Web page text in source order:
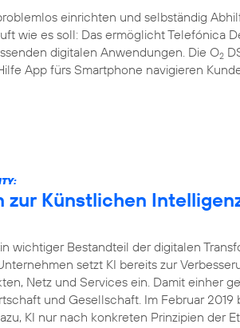
einrichten und selbständig
wie es soll: Das ermöglicht Telefónica
digitalen Anwendungen. Die O2
App fürs Smartphone navigieren
zur Künstlichen
wichtiger Bestandteil der digitalen
setzt KI bereits zur
Netz und Services ein. Damit einher
und Gesellschaft. Im Februar 2019
KI nur nach konkreten Prinzipien der